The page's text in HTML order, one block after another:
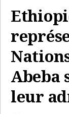
Abeba
leur